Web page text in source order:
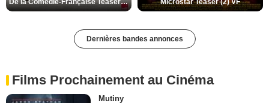
De la Comédie-Française Teaser (3) VF Microstar Teaser (2) VF
Dernières bandes annonces
Films Prochainement au Cinéma
Mutiny